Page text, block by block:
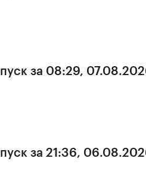
за 08:29,
за 21:36,